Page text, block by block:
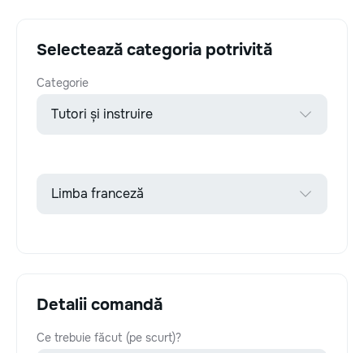
Selectează categoria potrivită
Categorie
Detalii comandă
Ce trebuie făcut (pe scurt)?